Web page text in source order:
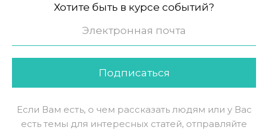
Хотите быть в курсе событий?
Подписаться
Если Вам есть, о чем рассказать людям или у Вас
есть темы для интересных статей, отправляйте